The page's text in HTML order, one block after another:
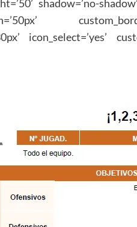
shadow=’no-
icon_select=’yes’